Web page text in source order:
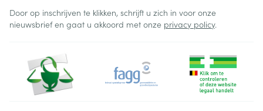
Door op inschrijven te klikken, schrijft u zich in voor onze
nieuwsbrief en gaat u akkoord met onze privacy policy.